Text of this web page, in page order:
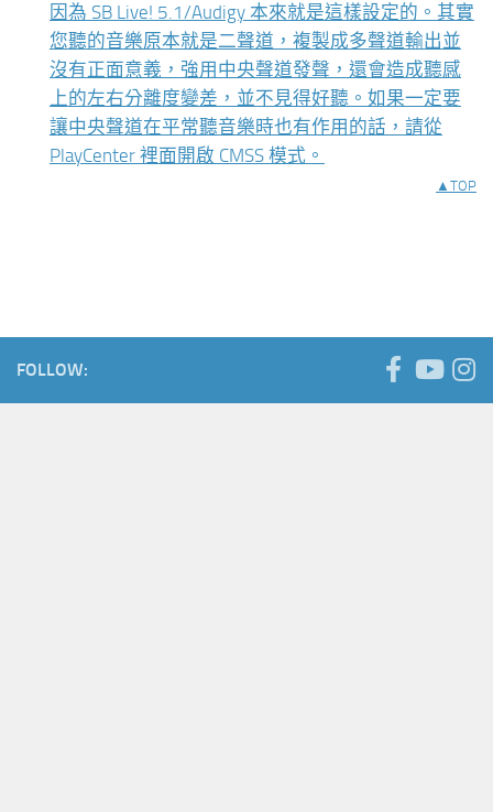
因為 SB Live! 5.1/Audigy 本來就是這樣設定的。其實
您聽的音樂原本就是二聲道，複製成多聲道輸出並
沒有正面意義，強用中央聲道發聲，還會造成聽感
上的左右分離度變差，並不見得好聽。如果一定要
讓中央聲道在平常聽音樂時也有作用的話，請從
PlayCenter 裡面開啟 CMSS 模式。
▲TOP
FOLLOW: